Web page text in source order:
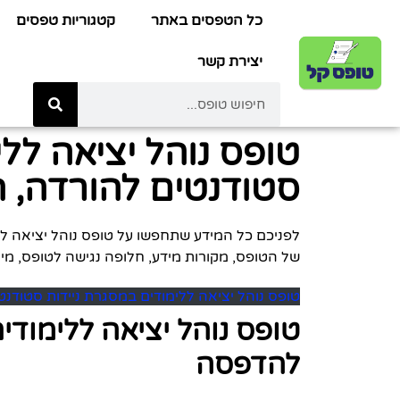
כל הטפסים באתר קטגוריות טפסים
יצירת קשר
טופס נוהל יציאה
סטודנטים להורדה,
של הטופס, מקורות מידע, חלופה נגישה לטופס,
טופס נוהל יציאה ללימודים במסגרת ניידות
טופס נוהל יציאה
להדפסה